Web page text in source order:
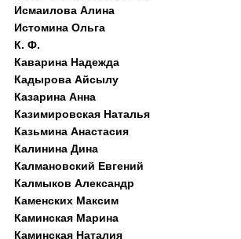
Исмаилова Алина
Истомина Ольга
К. Ф.
Каварина Надежда
Кадырова Айсылу
Казарина Анна
Казимировская Наталья
Казьмина Анастасия
Калинина Дина
Калмановский Евгений
Калмыков Александр
Каменских Максим
Каминская Марина
Каминская Наталия